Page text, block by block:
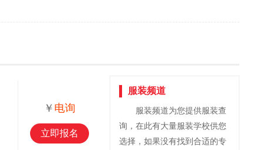
￥ 电询
立即报名
服装频道
服装频道为您提供服装查
询，在此有大量服装学校供您
选择，如果没有找到合适的专